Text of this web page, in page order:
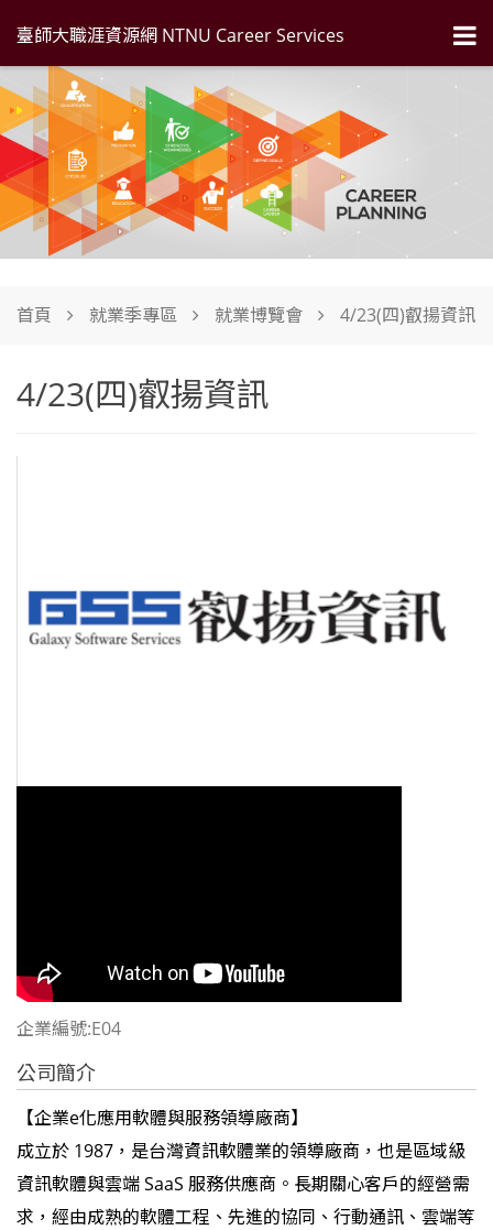
臺師大職涯資源網 NTNU Career Services
首頁 就業季專區 就業博覽會 4/23(四)叡揚資訊
4/23(四)叡揚資訊
企業編號:E04
公司簡介
【企業e化應用軟體與服務領導廠商】
成立於 1987，是台灣資訊軟體業的領導廠商，也是區域級
資訊軟體與雲端 SaaS 服務供應商。長期關心客戶的經營需
求，經由成熟的軟體工程、先進的協同、行動通訊、雲端等